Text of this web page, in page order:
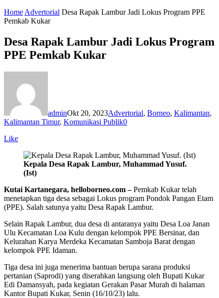
Home Advertorial Desa Rapak Lambur Jadi Lokus Program PPE
Pemkab Kukar
Desa Rapak Lambur Jadi Lokus Program
PPE Pemkab Kukar
adminOkt 20, 2023Advertorial, Borneo, Kalimantan,
Kalimantan Timur, Komunikasi Publik0
Like
Kepala Desa Rapak Lambur, Muhammad Yusuf.
(Ist)
Kutai Kartanegara, helloborneo.com –Pemkab Kukar telah
menetapkan tiga desa sebagai Lokus program Pondok Pangan Etam
(PPE). Salah satunya yaitu Desa Rapak Lambur.
Selain Rapak Lambur, dua desa di antaranya yaitu Desa Loa Janan
Ulu Kecamatan Loa Kulu dengan kelompok PPE Bersinar, dan
Kelurahan Karya Merdeka Kecamatan Samboja Barat dengan
kelompok PPE Idaman.
Tiga desa ini juga menerima bantuan berupa sarana produksi
pertanian (Saprodi) yang diserahkan langsung oleh Bupati Kukar
Edi Damansyah, pada kegiatan Gerakan Pasar Murah di halaman
Kantor Bupati Kukar, Senin (16/10/23) lalu.